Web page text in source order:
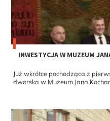
INWESTYCJA W MUZEUM
Już wkrótce pochodząca z
dworska w Muzeum Jana